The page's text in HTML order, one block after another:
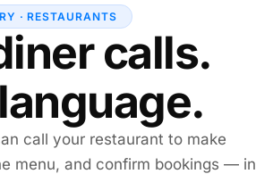
· RESTAURANTS
calls.
call your restaurant to make
menu, and confirm bookings — in